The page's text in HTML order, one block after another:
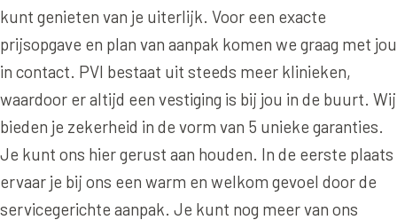
Hangende oogleden
Donkere kringen onder de ogen
Traangoot en wallen
Ingevallen slapen
MIDDEN & MOND
Lippen
Belotero
Ellansé
Juvéderm Voluma
Juvéderm Volux
Juvéderm Volift
Juvéderm Volbella
Structuur Verlies Profiel
Erfelijke Jowl Profiel
HORMONAAL / METABOOL
Insuline Zwelling Profiel
Stress Cortisol profiel
Online boeken
085 40 13 678
kunt genieten van je uiterlijk. Voor een exacte
prijsopgave en plan van aanpak komen we graag met jou
in contact. PVI bestaat uit steeds meer klinieken,
waardoor er altijd een vestiging is bij jou in de buurt. Wij
bieden je zekerheid in de vorm van 5 unieke garanties.
Je kunt ons hier gerust aan houden. In de eerste plaats
ervaar je bij ons een warm en welkom gevoel door de
servicegerichte aanpak. Je kunt nog meer van ons